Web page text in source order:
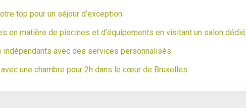
top pour un séjour d’exception
en matière de piscines et d’équipements en visitant un salon dédié
indépendants avec des services personnalisés
une chambre pour 2h dans le cœur de Bruxelles